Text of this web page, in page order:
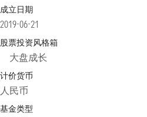
成立日期
2019-06-21
股票投资风格箱
大盘成长
计价货币
人民币
基金类型